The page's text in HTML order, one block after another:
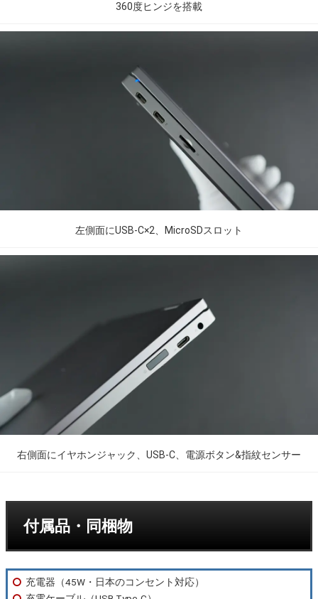
360度ヒンジを搭載
左側面にUSB-C×2、MicroSDスロット
右側面にイヤホンジャック、USB-C、電源ボタン&指紋センサー
付属品・同梱物
充電器（45W・日本のコンセント対応）